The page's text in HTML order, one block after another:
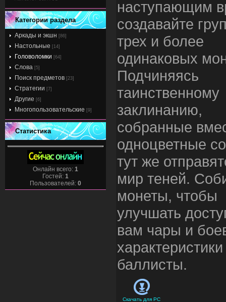
Категории раздела
Аркады и экшн [86]
Настольные [14]
Головоломки [64]
Слова [5]
Поиск предметов [23]
Стратегии [7]
Другие [6]
Многопользовательские [9]
Статистика
Онлайн всего: 1
Гостей: 1
Пользователей: 0
наступающим
создавайте
трех и более
одинаковых
Подчиняясь
таинственному
заклинанию,
собранные
одноцветные
тут же
мир теней.
монеты, чтобы
улучшать
вам чары и
характеристики
баллисты.
Скачать для PC